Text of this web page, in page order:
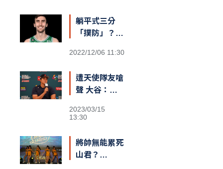
躺平式三分
「撲防」？
Kornet遮蓋
熱議
2022/12/06 11:30
遭天使隊友嗆
聲 大谷：還
容
2023/03/15
13:30
將帥無能累死
山君？